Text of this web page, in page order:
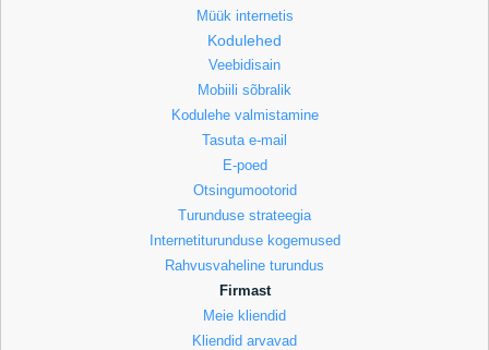
Müük internetis
Kodulehed
Veebidisain
Mobiili sõbralik
Kodulehe valmistamine
Tasuta e-mail
E-poed
Otsingumootorid
Turunduse strateegia
Internetiturunduse kogemused
Rahvusvaheline turundus
Firmast
Meie kliendid
Kliendid arvavad